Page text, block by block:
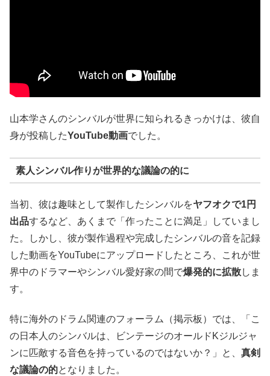
山本学さんのシンバルが世界に知られるきっかけは、彼自
身が投稿したYouTube動画でした。
素人シンバル作りが世界的な議論の的に
当初、彼は趣味として製作したシンバルをヤフオクで1円
出品するなど、あくまで「作ったことに満足」していまし
た。しかし、彼が製作過程や完成したシンバルの音を記録
した動画をYouTubeにアップロードしたところ、これが世
界中のドラマーやシンバル愛好家の間で爆発的に拡散しま
す。
特に海外のドラム関連のフォーラム（掲示板）では、「こ
の日本人のシンバルは、ビンテージのオールドKジルジャ
ンに匹敵する音色を持っているのではないか？」と、 真剣
な議論の的となりました。